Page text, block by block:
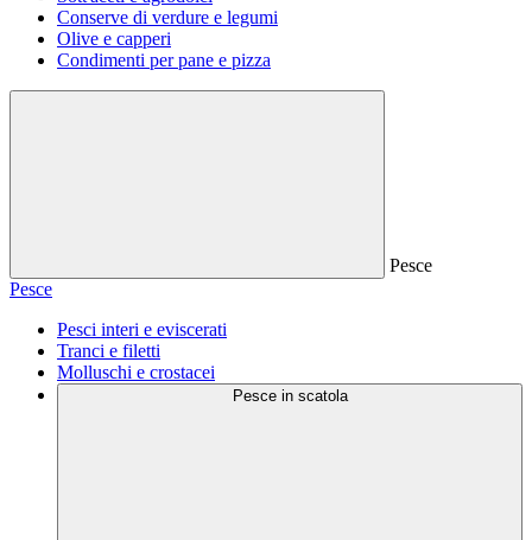
Conserve di verdure e legumi
Olive e capperi
Condimenti per pane e pizza
Pesce
Pesce
Pesci interi e eviscerati
Tranci e filetti
Molluschi e crostacei
Pesce in scatola